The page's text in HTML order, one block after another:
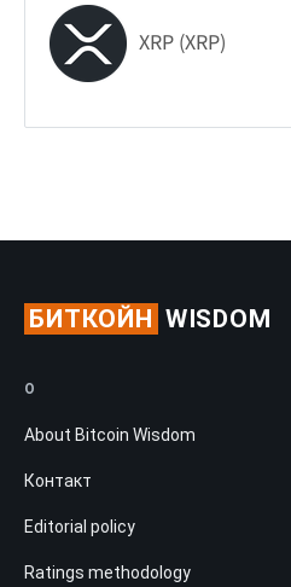
XRP (XRP)
БИТКОЙН WISDOM
О
About Bitcoin Wisdom
Контакт
Editorial policy
Ratings methodology